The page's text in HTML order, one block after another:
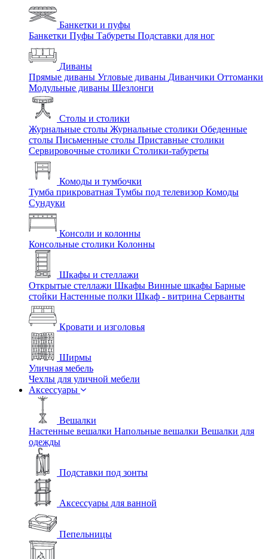
Банкетки и пуфы
Банкетки Пуфы Табуреты Подставки для ног
Диваны
Прямые диваны Угловые диваны Диванчики Оттоманки
Модульные диваны Шезлонги
Столы и столики
Журнальные столы Журнальные столики Обеденные
столы Письменные столы Приставные столики
Сервировочные столики Столики-табуреты
Комоды и тумбочки
Тумба прикроватная Тумбы под телевизор Комоды
Сундуки
Консоли и колонны
Консольные столики Колонны
Шкафы и стеллажи
Открытые стеллажи Шкафы Винные шкафы Барные
стойки Настенные полки Шкаф - витрина Серванты
Кровати и изголовья
Ширмы
Уличная мебель
Чехлы для уличной мебели
Аксессуары
Вешалки
Настенные вешалки Напольные вешалки Вешалки для
одежды
Подставки под зонты
Аксессуары для ванной
Пепельницы